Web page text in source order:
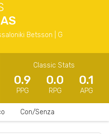
Betsson | G
Classic Stats
0.9
PPG
0.0
RPG
0.1
APG
Con/Senza